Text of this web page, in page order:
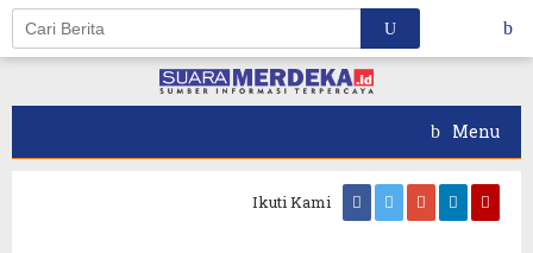
Skip
content
Menu
Ikuti Kami